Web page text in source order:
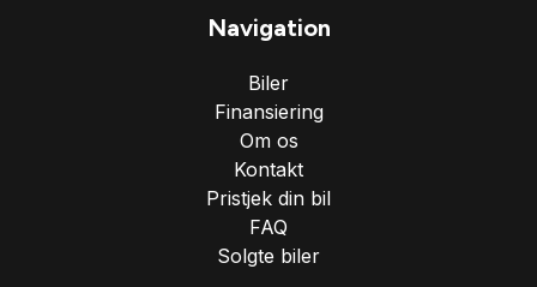
Navigation
Biler
Finansiering
Om os
Kontakt
Pristjek din bil
FAQ
Solgte biler